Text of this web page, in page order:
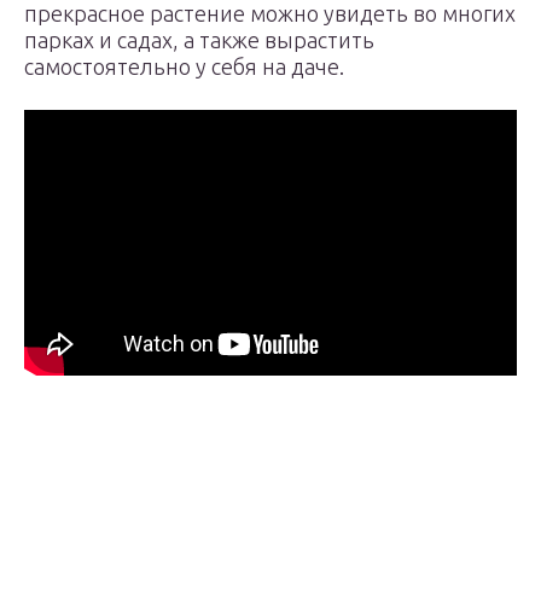
прекрасное растение можно увидеть во многих
парках и садах, а также вырастить
самостоятельно у себя на даче.